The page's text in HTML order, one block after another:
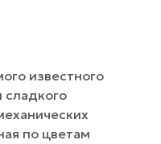
известного
сладкого
по цветам